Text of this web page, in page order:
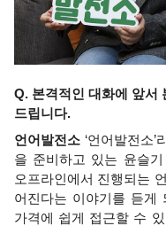
Q. 본격적인 대화에 앞서
드립니다.
언어발전소 ‘언어발전소
을 준비하고 있는 윤슬
오프라인에서 진행되는
어진다는 이야기를 듣게
가격에 쉽게 접근할 수